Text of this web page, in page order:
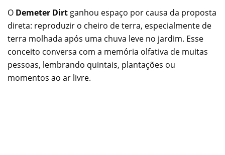
O Demeter Dirt ganhou espaço por causa da proposta
direta: reproduzir o cheiro de terra, especialmente de
terra molhada após uma chuva leve no jardim. Esse
conceito conversa com a memória olfativa de muitas
pessoas, lembrando quintais, plantações ou
momentos ao ar livre.